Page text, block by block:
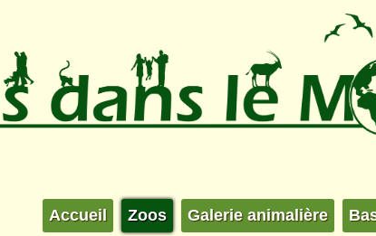
Accueil Zoos Galerie animalière